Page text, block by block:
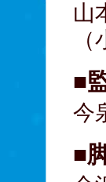
山
■
今
■